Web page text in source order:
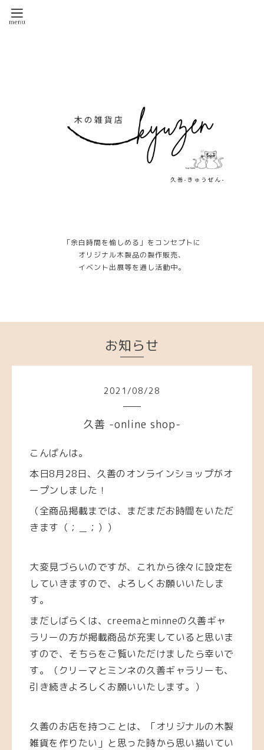
「余白時間を愉しめる」をコンセプトに
オリジナル木製品の製作販売、
イベント出展等を通し活動中。
お知らせ
2021 /08/28
久善 -online shop-
こんばんは。
本日8月28日、久善のオンラインショップがオ
ープンしました！
（全商品掲載までは、まだまだお時間をいただ
きます（；＿；））
大変見づらいのですが、これから徐々に設定を
していきますので、よろしくお願いいたしま
す。
まだしばらくは、creemaとminneの久善ギャ
ラリーの方が掲載商品が充実していると思いま
すので、そちらをご覧いただけましたら幸いで
す。（クリーマとミンネの久善ギャラリーも、
引き続きよろしくお願いいたします。）
久善のお店を持つことは、「オリジナルの木製
雑貨を作りたい」と思った時から思い描いてい